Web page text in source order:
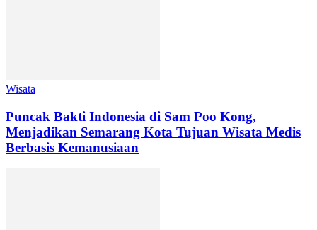
Wisata
Puncak Bakti Indonesia di Sam Poo Kong,
Menjadikan Semarang Kota Tujuan Wisata Medis
Berbasis Kemanusiaan